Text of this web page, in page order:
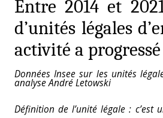
Entre 2014 et
d’unités légales
activité a
Données Insee sur les unités
analyse André Letowski
Définition de l’unité légale : c’est